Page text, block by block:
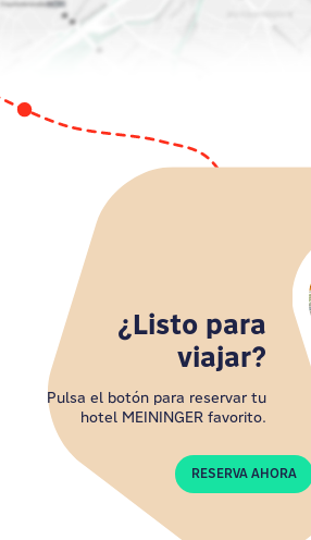
¿Listo para
viajar?
Pulsa el botón para reservar tu
hotel MEININGER favorito.
RESERVA AHORA